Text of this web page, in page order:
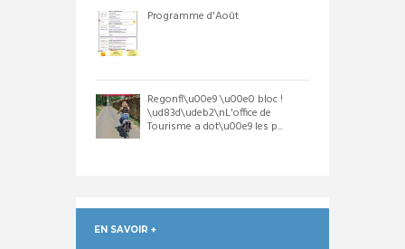
Programme d'Août
Regonfl\u00e9 \u00e0 bloc !
\ud83d\udeb2\nL'office de
Tourisme a dot\u00e9 les p...
EN SAVOIR +